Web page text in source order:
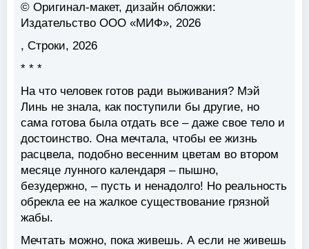
© Оригинал-макет, дизайн обложки:
Издательство ООО «МИФ», 2026
, Строки, 2026
* * *
На что человек готов ради выживания? Мэй
Линь не знала, как поступили бы другие, но
сама готова была отдать все – даже свое тело и
достоинство. Она мечтала, чтобы ее жизнь
расцвела, подобно весенним цветам во втором
месяце лунного календаря – пышно,
безудержно, – пусть и ненадолго! Но реальность
обрекла ее на жалкое существование грязной
жабы.
Мечтать можно, пока живешь. А если не живешь